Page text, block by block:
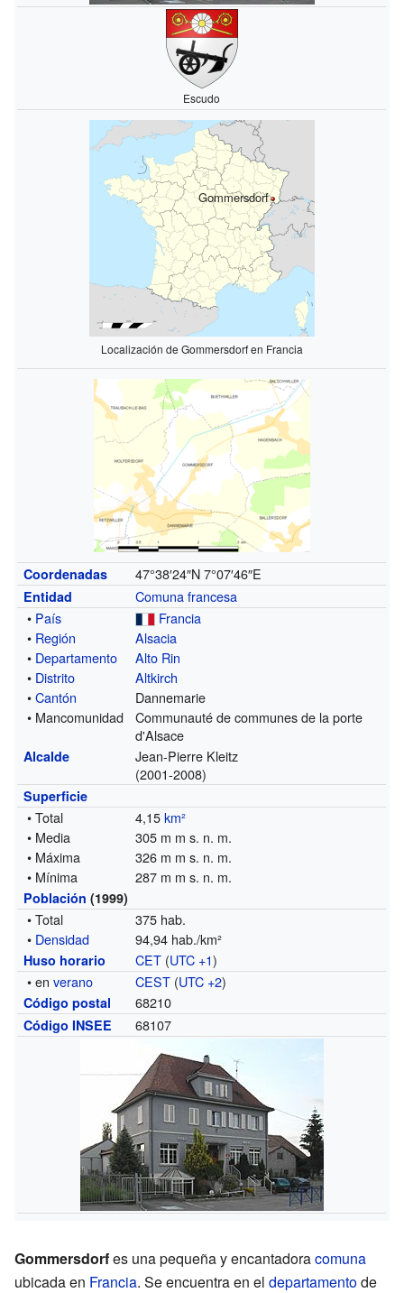
Escudo
Gommersdorf
Localización de Gommersdorf en Francia
Coordenadas 47°38′24″N 7°07′46″E
Entidad
Comuna francesa
• País
Francia
• Región
Alsacia
• Departamento
Alto Rin
• Distrito
Altkirch
•Cantón
Dannemarie
• Mancomunidad
Communauté de communes de la porte
d'Alsace
Alcalde
Jean-Pierre Kleitz
(2001-2008)
Superficie
• Total 4,15km²
• Media
305 m m s. n. m.
• Máxima
326 m m s. n. m.
• Mínima
287 m m s. n. m.
Población (1999)
• Total
375 hab.
• Densidad 94,94 hab./km²
Huso horario CET (UTC +1)
• enverano CEST (UTC +2)
Código postal 68210
Código INSEE 68107
Gommersdorfes una pequeña y encantadoracomuna
ubicada en Francia. Se encuentra en el departamentode